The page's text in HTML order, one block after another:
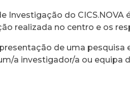
Investigação do
realizada no centro e os
de uma pesquisa
a investigador/a ou equipa